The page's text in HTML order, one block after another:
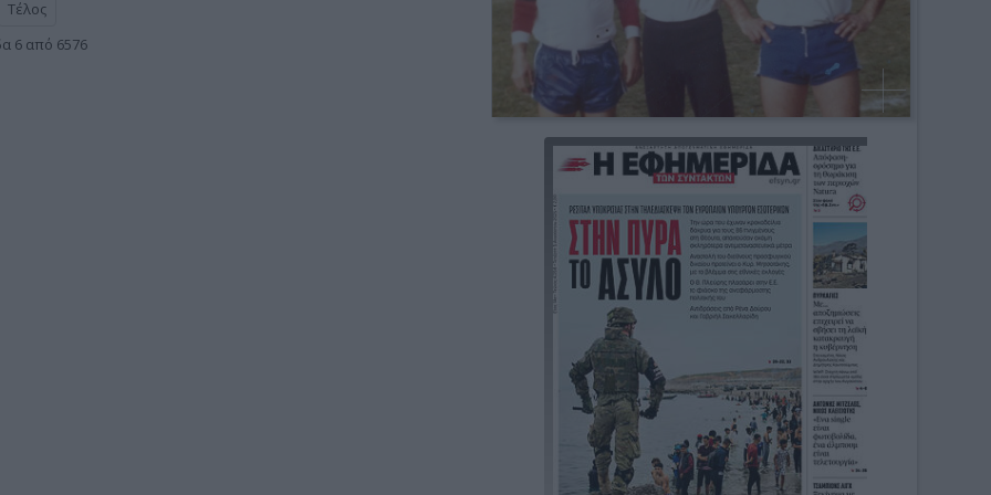
Τέλος
6 από 6576